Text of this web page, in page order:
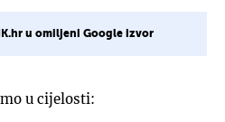
u omiljeni Google izvor
u cijelosti: